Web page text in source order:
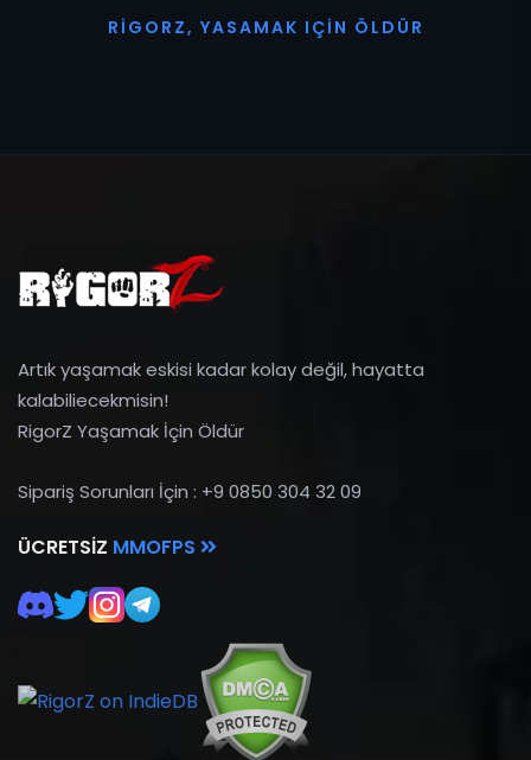
R I G O R Z, YASAMAK I ÇI N Ö L D Ü R
Artık yaşamak eskisi kadar kolay değil, hayatta
kalabiliecekmisin!
RigorZ Yaşamak İçin Öldür
Sipariş Sorunları İçin : +9 0850 304 32 09
ÜCRETSIZ MMOFPS